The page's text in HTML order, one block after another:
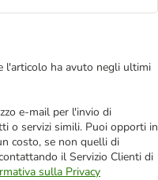
l'articolo ha avuto negli ultimi
e-mail per l'invio di
o servizi simili. Puoi opporti in
costo, se non quelli di
il Servizio Clienti di
sulla Privacy